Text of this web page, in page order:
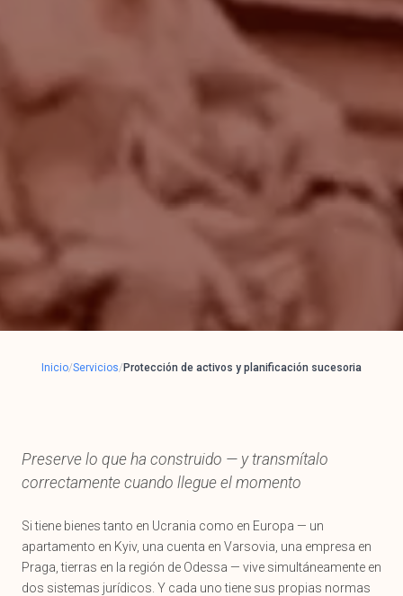
Inicio/Servicios/ Protección de activos y planificación sucesoria
Preserve lo que ha construido — y transmítalo
correctamente cuando llegue el momento
Si tiene bienes tanto en Ucrania como en Europa — un
apartamento en Kyiv, una cuenta en Varsovia, una empresa en
Praga, tierras en la región de Odessa — vive simultáneamente en
dos sistemas jurídicos. Y cada uno tiene sus propias normas